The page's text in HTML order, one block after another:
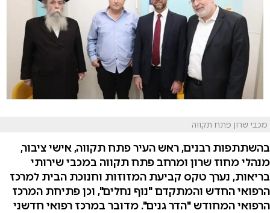
מכבי שרון פתח תקווה
בהשתתפות רבנים, ראש העיר פתח תקווה, אישי ציבור,
מנהלי מחוז שרון ומרחב פתח תקווה במכבי שירותי
בריאות, נערך טקס קביעת המזוזות וחנוכת הבית למרכז
הרפואי החדש והמתקדם "נוף נחלים", וכן פתיחת המרכז
הרפואי המחודש "הדר גנים". מדובר במרכז רפואי חדשני